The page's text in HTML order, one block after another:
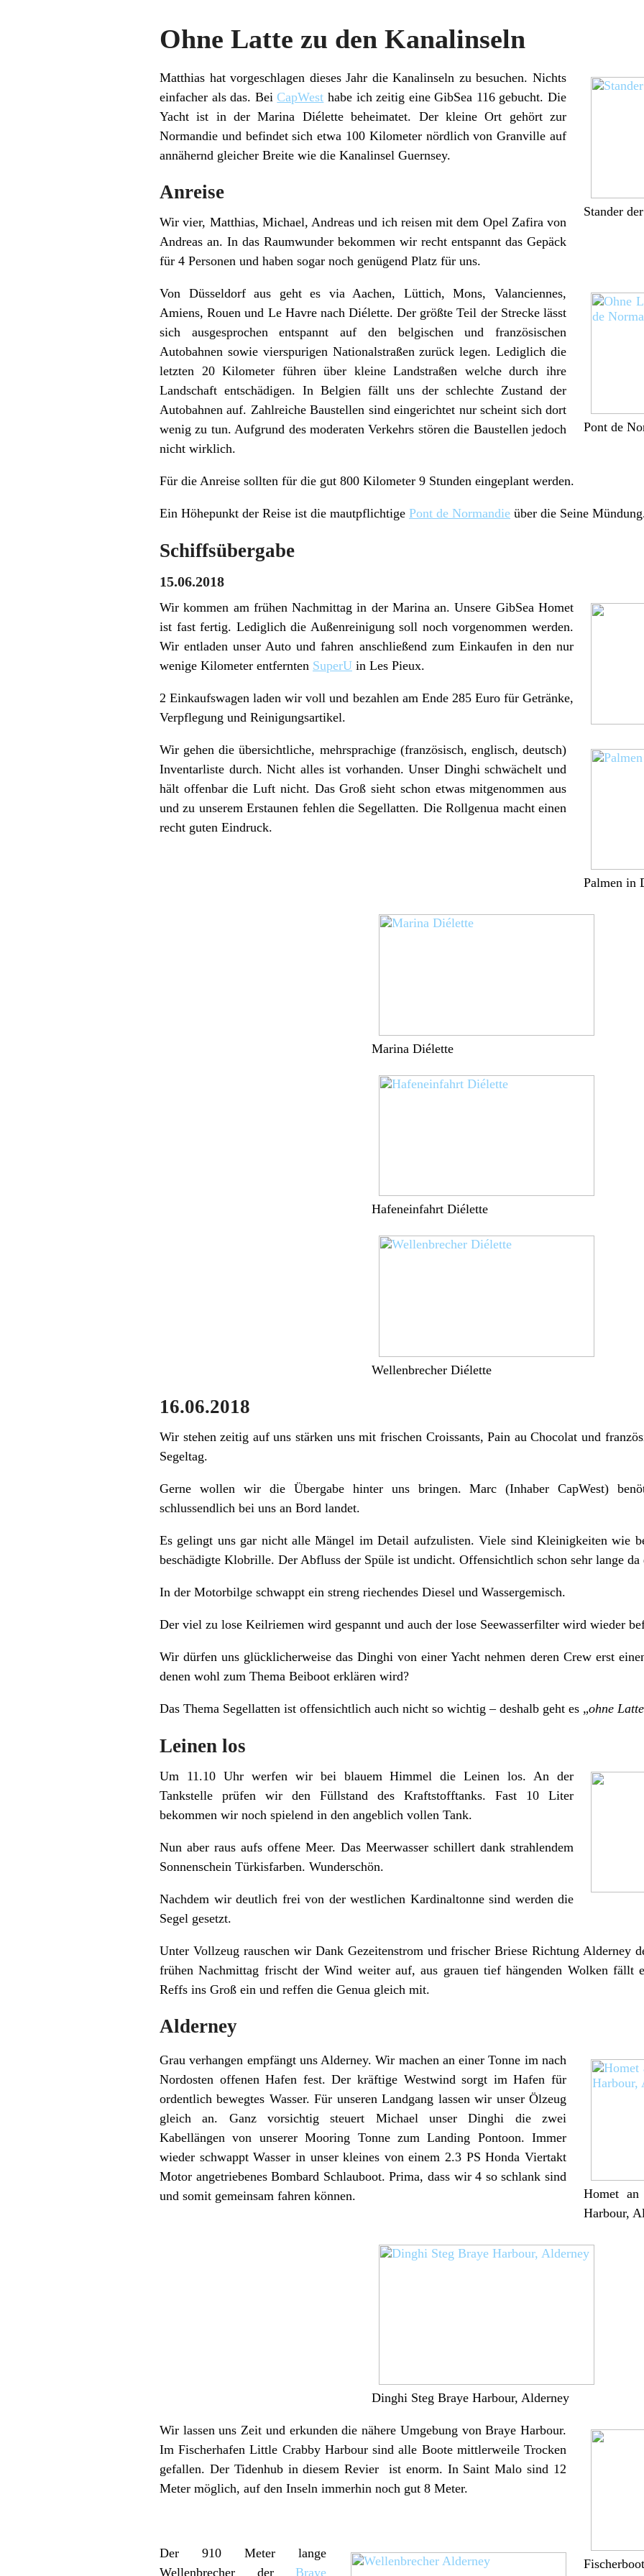
Ohne Latte zu den Kanalinseln
Stander
Matthias hat vorgeschlagen dieses Jahr die Kanalinseln zu besuchen. Nichts
einfacher als das. BeiCapWest habe ich zeitig eine GibSea 116 gebucht. Die
Yacht ist in der Marina Diélette beheimatet. Der kleine Ort gehört zur
Normandie und befindet sich etwa 100 Kilometer nördlich von Granville auf
annähernd gleicher Breite wie die Kanalinsel Guernsey.
Anreise
Wir vier, Matthias, Michael, Andreas und ich reisen mit dem Opel Zafira von
Andreas an. In das Raumwunder bekommen wir recht entspannt das Gepäck
für 4 Personen und haben sogar noch genügend Platz für uns.
Pont de
Von Düsseldorf aus geht es via Aachen, Lüttich, Mons, Valanciennes,
Amiens, Rouen und Le Havre nach Diélette. Der größte Teil der Strecke lässt
sich ausgesprochen entspannt auf den belgischen und französischen
Autobahnen sowie vierspurigen Nationalstraßen zurück legen. Lediglich die
letzten 20 Kilometer führen über kleine Landstraßen welche durch ihre
Landschaft entschädigen. In Belgien fällt uns der schlechte Zustand der
Autobahnen auf. Zahlreiche Baustellen sind eingerichtet nur scheint sich dort
wenig zu tun. Aufgrund des moderaten Verkehrs stören die Baustellen jedoch
nicht wirklich.
Für die Anreise sollten für die gut 800 Kilometer 9 Stunden eingeplant werden.
Ein Höhepunkt der Reise ist die mautpflichtige Pont de Normandie über die Seine
Schiffsübergabe
15.06.2018
Wir kommen am frühen Nachmittag in der Marina an. Unsere GibSea Homet
ist fast fertig. Lediglich die Außenreinigung soll noch vorgenommen werden.
Wir entladen unser Auto und fahren anschließend zum Einkaufen in den nur
wenige Kilometer entfernten SuperU in Les Pieux.
2 Einkaufswagen laden wir voll und bezahlen am Ende 285 Euro für Getränke,
Verpflegung und Reinigungsartikel.
Palmen in
Wir gehen die übersichtliche, mehrsprachige (französisch, englisch, deutsch)
Inventarliste durch. Nicht alles ist vorhanden. Unser Dinghi schwächelt und
hält offenbar die Luft nicht. Das Groß sieht schon etwas mitgenommen aus
und zu unserem Erstaunen fehlen die Segellatten. Die Rollgenua macht einen
recht guten Eindruck.
Marina Diélette
Hafeneinfahrt Diélette
Wellenbrecher Diélette
16.06.2018
Wir stehen zeitig auf uns stärken uns mit frischen Croissants, Pain au Chocolat und
Segeltag.
Gerne wollen wir die Übergabe hinter uns bringen. Marc (Inhaber CapWest)
schlussendlich bei uns an Bord landet.
Es gelingt uns gar nicht alle Mängel im Detail aufzulisten. Viele sind Kleinigkeiten wie
beschädigte Klobrille. Der Abfluss der Spüle ist undicht. Offensichtlich schon sehr lange da
In der Motorbilge schwappt ein streng riechendes Diesel und Wassergemisch.
Der viel zu lose Keilriemen wird gespannt und auch der lose Seewasserfilter wird wieder
Wir dürfen uns glücklicherweise das Dinghi von einer Yacht nehmen deren Crew erst
denen wohl zum Thema Beiboot erklären wird?
Das Thema Segellatten ist offensichtlich auch nicht so wichtig – deshalb geht es „ohne
Leinen los
Um 11.10 Uhr werfen wir bei blauem Himmel die Leinen los. An der
Tankstelle prüfen wir den Füllstand des Kraftstofftanks. Fast 10 Liter
bekommen wir noch spielend in den angeblich vollen Tank.
Nun aber raus aufs offene Meer. Das Meerwasser schillert dank strahlendem
Sonnenschein Türkisfarben. Wunderschön.
Nachdem wir deutlich frei von der westlichen Kardinaltonne sind werden die
Segel gesetzt.
Unter Vollzeug rauschen wir Dank Gezeitenstrom und frischer Briese Richtung Alderney
frühen Nachmittag frischt der Wind weiter auf, aus grauen tief hängenden Wolken fällt
Reffs ins Groß ein und reffen die Genua gleich mit.
Alderney
Homet
Harbour,
Grau verhangen empfängt uns Alderney. Wir machen an einer Tonne im nach
Nordosten offenen Hafen fest. Der kräftige Westwind sorgt im Hafen für
ordentlich bewegtes Wasser. Für unseren Landgang lassen wir unser Ölzeug
gleich an. Ganz vorsichtig steuert Michael unser Dinghi die zwei
Kabellängen von unserer Mooring Tonne zum Landing Pontoon. Immer
wieder schwappt Wasser in unser kleines von einem 2.3 PS Honda Viertakt
Motor angetriebenes Bombard Schlauboot. Prima, dass wir 4 so schlank sind
und somit gemeinsam fahren können.
Dinghi Steg Braye Harbour, Alderney
Wir lassen uns Zeit und erkunden die nähere Umgebung von Braye Harbour.
Im Fischerhafen Little Crabby Harbour sind alle Boote mittlerweile Trocken
gefallen. Der Tidenhub in diesem Revier ist enorm. In Saint Malo sind 12
Meter möglich, auf den Inseln immerhin noch gut 8 Meter.
Der 910 Meter lange
Wellenbrecher der Braye